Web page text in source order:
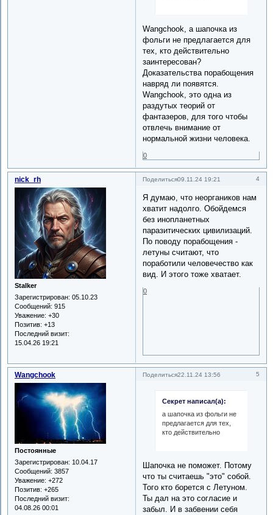
Wangchook, а шапочка из
фольги не предлагается для
тех, кто действительно
заинтересован?
Доказательства порабощения
навряд ли появятся.
Wangchook, это одна из
раздутых теорий от
фантазеров, для того чтобы
отвлечь внимание от
нормальной жизни человека.
0
Поделиться 4
09.11.24 19:21
nick_rh
Stalker
Зарегистрирован: 05.10.23
Сообщений: 915
Уважение: +30
Позитив: +13
Последний визит:
15.04.26 19:21
Я думаю, что неоргаников нам
хватит надолго. Обойдемся
без инопланетных
паразитических цивилизаций.
По поводу порабощения -
летуны считают, что
поработили человечество как
вид. И этого тоже хватает.
0
Поделиться 5
22.11.24 13:56
Wangchook
Постоянные
Зарегистрирован: 10.04.17
Сообщений: 3857
Уважение: +272
Позитив: +265
Последний визит:
04.08.26 00:01
Секрет написал(а):
а шапочка из фольги не
предлагается для тех,
кто действительно
Шапочка не поможет. Потому
что ты считаешь "это" собой.
Того кто борется с Летуном.
Ты дал на это согласие и
забыл. И в забвении себя